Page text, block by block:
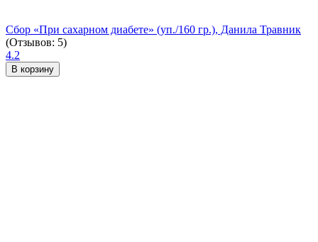
Сбор «При сахарном диабете» (уп./160 гр.), Данила Травник
(Отзывов: 5)
4.2
В корзину